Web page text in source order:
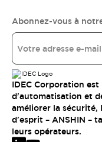
Abonnez-vous à
IDEC Corporation
d'automatisation et
améliorer la
d'esprit – ANSHIN –
leurs opérateurs.